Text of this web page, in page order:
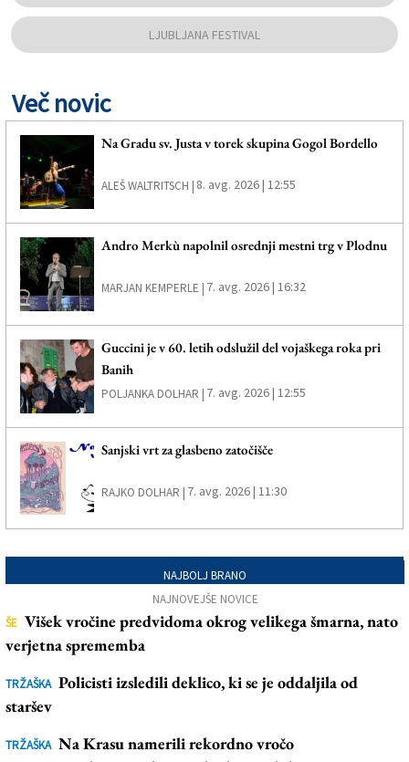
LJUBLJANA FESTIVAL
Več novic
Na Gradu sv. Justa v torek skupina Gogol Bordello
ALEŠ WALTRITSCH | 8. avg. 2026 | 12:55
Andro Merkù napolnil osrednji mestni trg v Plodnu
MARJAN KEMPERLE | 7. avg. 2026 | 16:32
Guccini je v 60. letih odslužil del vojaškega roka pri
Banih
POLJANKA DOLHAR | 7. avg. 2026 | 12:55
Sanjski vrt za glasbeno zatočišče
RAJKO DOLHAR | 7. avg. 2026 | 11:30
NAJBOLJ BRANO
NAJNOVEJŠE NOVICE
ŠE Višek vročine predvidoma okrog velikega šmarna, nato
verjetna sprememba
TRŽAŠKA Policisti izsledili deklico, ki se je oddaljila od
staršev
TRŽAŠKA Na Krasu namerili rekordno vročo